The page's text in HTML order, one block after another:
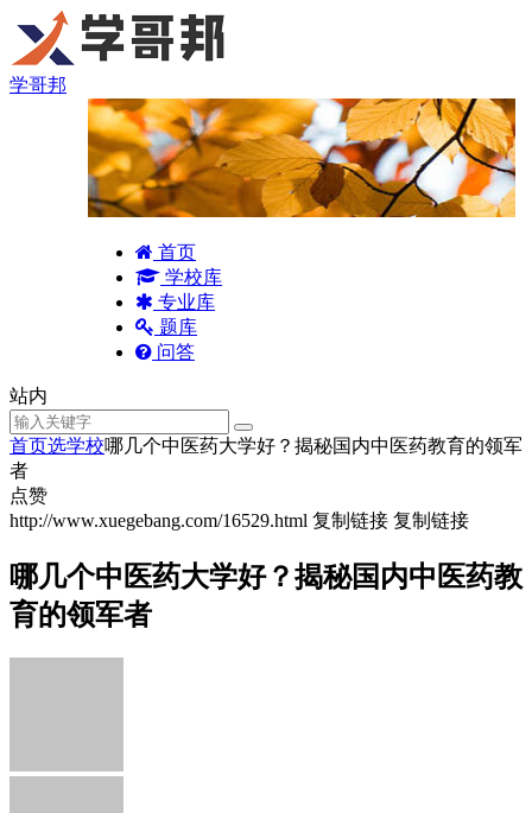
学哥邦
首页
学校库
专业库
题库
问答
站内
首页选学校哪几个中医药大学好？揭秘国内中医药教育的领军
者
点赞
http://www.xuegebang.com/16529.html 复制链接 复制链接
哪几个中医药大学好？揭秘国内中医药教
育的领军者